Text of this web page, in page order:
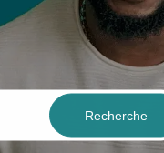
Recherche